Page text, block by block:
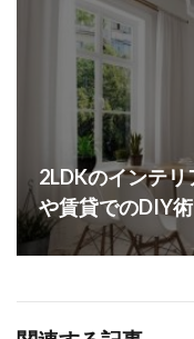
2LDKのインテ
や賃貸でのDIY術